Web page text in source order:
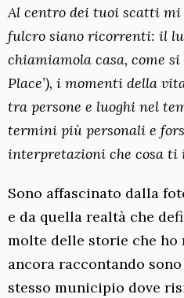
Al centro dei tuoi scatti
fulcro siano ricorrenti: il
chiamiamola casa, come
Place’), i momenti della
tra persone e luoghi nel
termini più personali e
interpretazioni che cosa ti
Sono affascinato dalla
e da quella realtà che
molte delle storie che ho
ancora raccontando
stesso municipio dove